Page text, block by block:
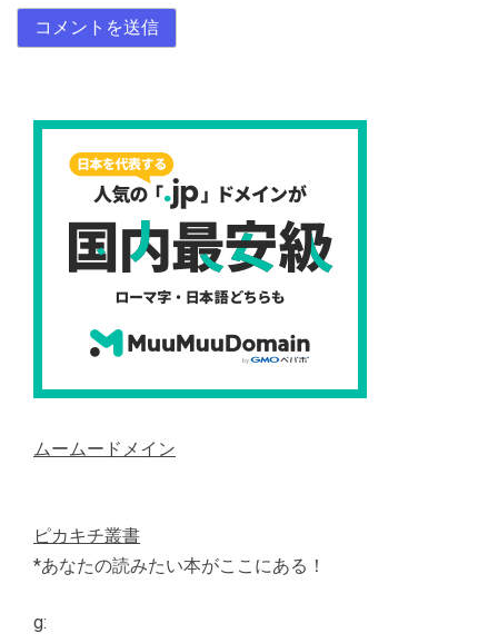
ムームードメイン
ピカキチ叢書
*あなたの読みたい本がここにある！
g: